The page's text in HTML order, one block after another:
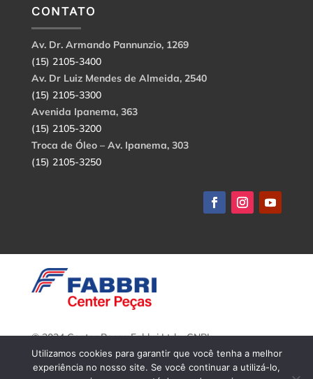
CONTATO
Av. Dr. Armando Pannunzio, 1269
(15) 2105-3400
Av. Dr Luiz Mendes de Almeida, 2540
(15) 2105-3300
Avenida Ipanema, 363
(15) 2105-3200
Troca de Óleo – Av. Ipanema, 303
(15) 2105-3250
© 2024 Center Peças Fabbri Ltda. CNPJ:
56.908.650/0001-94.
Todos os direitos reservados.
Utilizamos cookies para garantir que você tenha a melhor
experiência no nosso site. Se você continuar a utilizá-lo,